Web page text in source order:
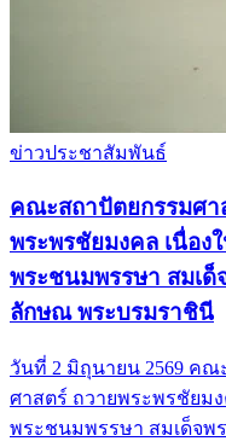
ข่าวประชาสัมพันธ์
คณะสถาปัตยกรรมศา
พระพรชัยมงคล เนื่อง
พระชนมพรรษา สมเด็
ลักษณ พระบรมราชินี
วันที่ 2 มิถุนายน 2569 ค
ศาสตร์ ถวายพระพรชัยม
พระชนมพรรษา สมเด็จพ